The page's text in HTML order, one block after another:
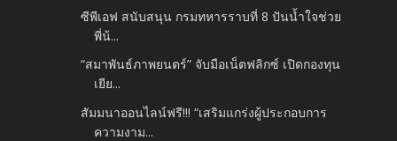
ซีพีเอฟ สนับสนุน กรมทหารราบที่ 8 ปันน้ำใจช่วย
พี่น้...
“สมาพันธ์ภาพยนตร์” จับมือเน็ตฟลิกซ์ เปิดกองทุน
เยีย...
สัมมนาออนไลน์ฟรี!!! “เสริมแกร่งผู้ประกอบการ
ความงาม...